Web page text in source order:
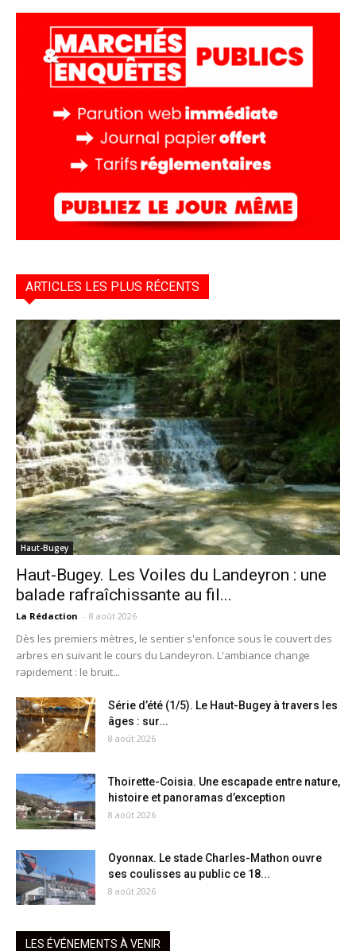
ARTICLES LES PLUS RÉCENTS
Haut-Bugey
Haut-Bugey. Les Voiles du Landeyron : une
balade rafraîchissante au fil...
La Rédaction - 8 août 2026
Dès les premiers mètres, le sentier s'enfonce sous le couvert des
arbres en suivant le cours du Landeyron. L'ambiance change
rapidement : le bruit...
Série d’été (1/5). Le Haut-Bugey à travers les
âges : sur...
8 août 2026
Thoirette-Coisia. Une escapade entre nature,
histoire et panoramas d’exception
8 août 2026
Oyonnax. Le stade Charles-Mathon ouvre
ses coulisses au public ce 18...
8 août 2026
LES ÉVÉNEMENTS À VENIR